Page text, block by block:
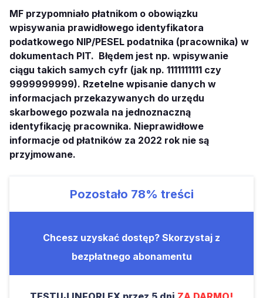
MF przypomniało płatnikom o obowiązku
wpisywania prawidłowego identyfikatora
podatkowego NIP/PESEL podatnika (pracownika) w
dokumentach PIT. Błędem jest np. wpisywanie
ciągu takich samych cyfr (jak np. 1111111111 czy
9999999999). Rzetelne wpisanie danych w
informacjach przekazywanych do urzędu
skarbowego pozwala na jednoznaczną
identyfikację pracownika. Nieprawidłowe
informacje od płatników za 2022 rok nie są
przyjmowane.
Pozostało 78% treści
Chcesz uzyskać dostęp? Skorzystaj z
bezpłatnego abonamentu